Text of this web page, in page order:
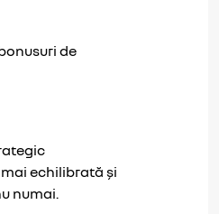
de
echilibrată și
numai.